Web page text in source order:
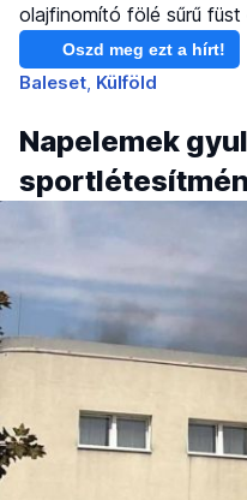
olajfinomító fölé sűrű
Oszd meg ezt a hírt!
Baleset Külföld
Napelemek